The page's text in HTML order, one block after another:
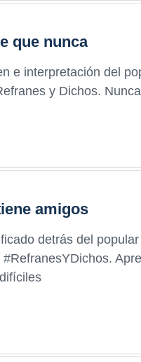
que nunca
e interpretación del
y Dichos.
amigos
detrás del